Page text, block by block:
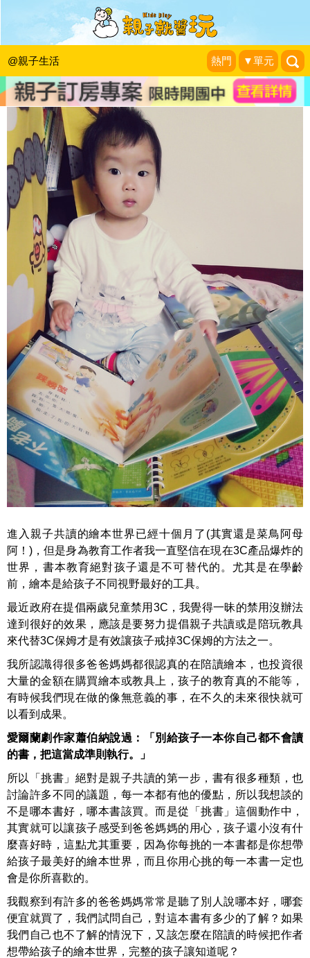
@親子生活 熱門 ▼單元
別給孩子一本你自己也不會讀的書
陳亮亮與小阿給的生活記事
進入親子共讀的繪本世界已經十個月了(其實還是菜鳥阿母
阿！)，但是身為教育工作者我一直堅信在現在3C產品爆炸的
世界，書本教育絕對孩子還是不可替代的。尤其是在學齡
前，繪本是給孩子不同視野最好的工具。
最近政府在提倡兩歲兒童禁用3C，我覺得一昧的禁用沒辦法
達到很好的效果，應該是要努力提倡親子共讀或是陪玩教具
來代替3C保姆才是有效讓孩子戒掉3C保姆的方法之一。
我所認識得很多爸爸媽媽都很認真的在陪讀繪本，也投資很
大量的金額在購買繪本或教具上，孩子的教育真的不能等，
有時候我們現在做的像無意義的事，在不久的未來很快就可
以看到成果。
愛爾蘭劇作家蕭伯納說過：「別給孩子一本你自己都不會讀
的書，把這當成準則執行。」
所以「挑書」絕對是親子共讀的第一步，書有很多種類，也
討論許多不同的議題，每一本都有他的優點，所以我想談的
不是哪本書好，哪本書該買。而是從「挑書」這個動作中，
其實就可以讓孩子感受到爸爸媽媽的用心，孩子還小沒有什
麼喜好時，這點尤其重要，因為你每挑的一本書都是你想帶
給孩子最美好的繪本世界，而且你用心挑的每一本書一定也
會是你所喜歡的。
我觀察到有許多的爸爸媽媽常常是聽了別人說哪本好，哪套
便宜就買了，我們試問自己，對這本書有多少的了解？如果
我們自己也不了解的情況下，又該怎麼在陪讀的時候把作者
想帶給孩子的繪本世界，完整的孩子讓知道呢？